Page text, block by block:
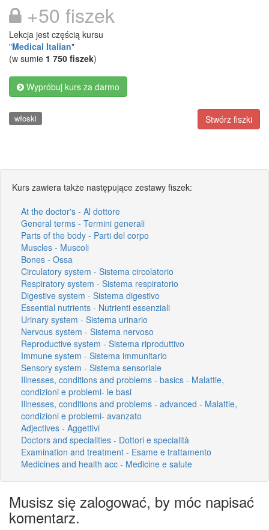
+50 fiszek
Lekcja jest częścią kursu
"Medical Italian"
(w sumie 1 750 fiszek)
Wypróbuj kurs za darmo
Stwórz fiszki
włoski
Kurs zawiera także następujące zestawy fiszek:
At the doctor's - Al dottore
General terms - Termini generali
Parts of the body - Parti del corpo
Muscles - Muscoli
Bones - Ossa
Circulatory system - Sistema circolatorio
Respiratory system - Sistema respiratorio
Digestive system - Sistema digestivo
Essential nutrients - Nutrienti essenziali
Urinary system - Sistema urinario
Nervous system - Sistema nervoso
Reproductive system - Sistema riproduttivo
Immune system - Sistema immunitario
Sensory system - Sistema sensoriale
Illnesses, conditions and problems - basics - Malattie,
condizioni e problemi- le basi
Illnesses, conditions and problems - advanced - Malattie,
condizioni e problemi- avanzato
Adjectives - Aggettivi
Doctors and specialities - Dottori e specialità
Examination and treatment - Esame e trattamento
Medicines and health acc - Medicine e salute
Musisz się zalogować, by móc napisać
komentarz.